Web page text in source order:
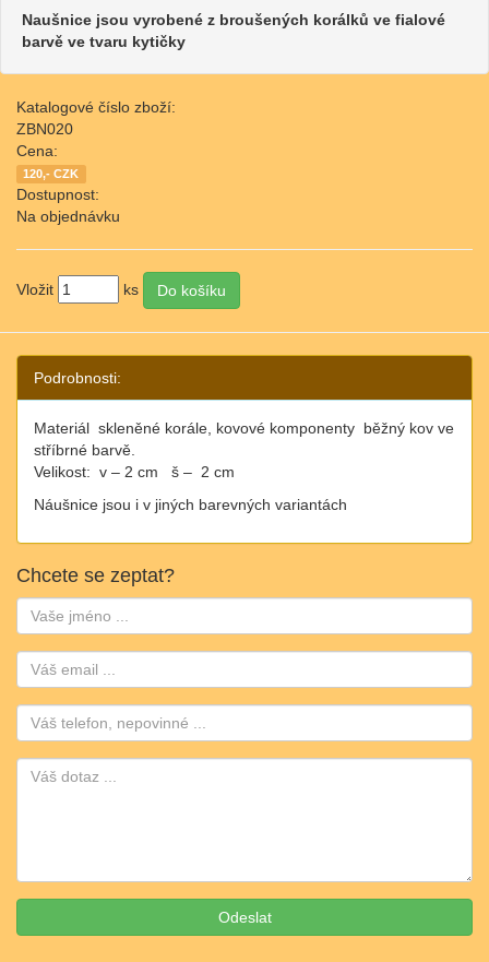
Naušnice jsou vyrobené z broušených korálků ve fialové
barvě ve tvaru kytičky
Katalogové číslo zboží:
ZBN020
Cena:
120,- CZK
Dostupnost:
Na objednávku
Vložit ks
Podrobnosti:
Materiál skleněné korále, kovové komponenty běžný kov ve
stříbrné barvě.
Velikost: v – 2 cm š – 2 cm
Náušnice jsou i v jiných barevných variantách
Chcete se zeptat?
Jméno:
Email:
Telefon: